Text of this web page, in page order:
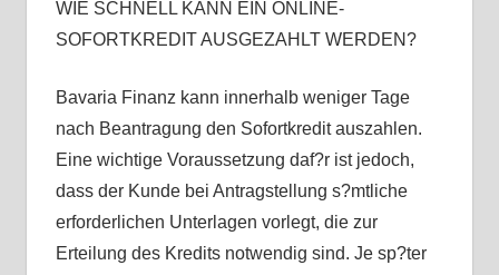
WIE SCHNELL KANN EIN ONLINE-
SOFORTKREDIT AUSGEZAHLT WERDEN?
Bavaria Finanz kann innerhalb weniger Tage
nach Beantragung den Sofortkredit auszahlen.
Eine wichtige Voraussetzung daf?r ist jedoch,
dass der Kunde bei Antragstellung s?mtliche
erforderlichen Unterlagen vorlegt, die zur
Erteilung des Kredits notwendig sind. Je sp?ter